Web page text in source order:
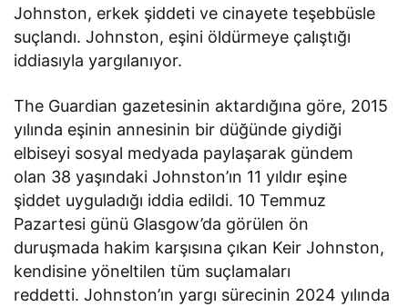
Johnston, erkek şiddeti ve cinayete teşebbüsle
suçlandı. Johnston, eşini öldürmeye çalıştığı
iddiasıyla yargılanıyor.
The Guardian gazetesinin aktardığına göre, 2015
yılında eşinin annesinin bir düğünde giydiği
elbiseyi sosyal medyada paylaşarak gündem
olan 38 yaşındaki Johnston’ın 11 yıldır eşine
şiddet uyguladığı iddia edildi. 10 Temmuz
Pazartesi günü Glasgow’da görülen ön
duruşmada hakim karşısına çıkan Keir Johnston,
kendisine yöneltilen tüm suçlamaları
reddetti. Johnston’ın yargı sürecinin 2024 yılında